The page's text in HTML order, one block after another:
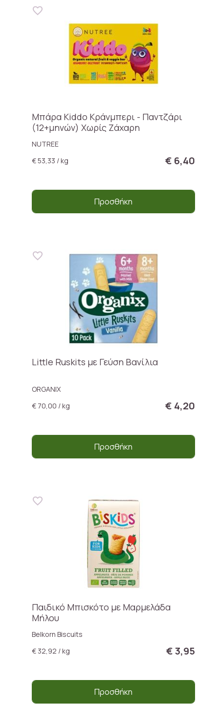
Μπάρα Kiddo Κράνμπερι - Παντζάρι
(12+μηνών) Χωρίς Ζάχαρη
NUTREE
€ 53,33 / kg
€ 6,40
Προσθήκη
Little Ruskits με Γεύση Βανίλια
ORGANIX
€ 70,00 / kg
€ 4,20
Προσθήκη
Παιδικό Μπισκότο με Μαρμελάδα
Μήλου
Belkorn Biscuits
€ 32,92 / kg
€ 3,95
Προσθήκη